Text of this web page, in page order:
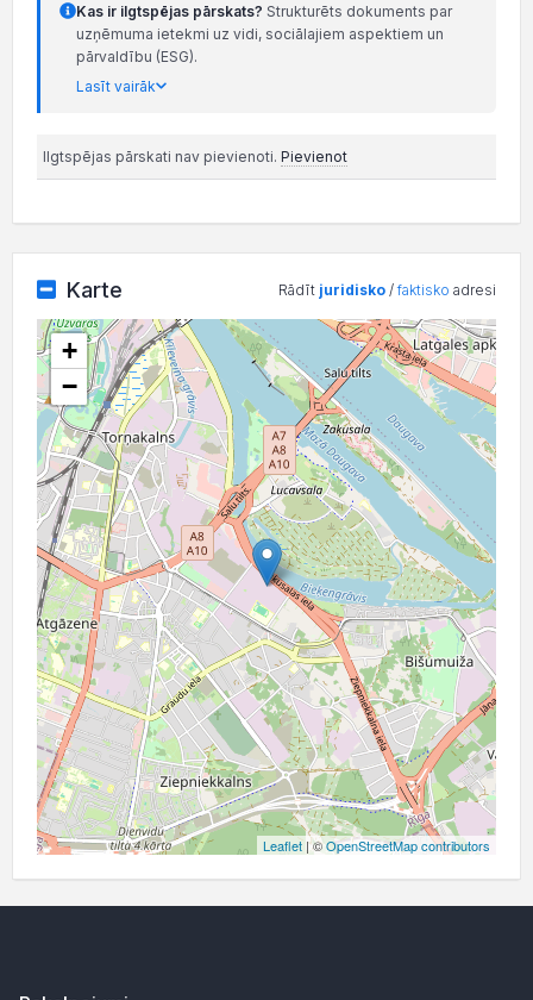
Kas ir ilgtspējas pārskats? Strukturēts dokuments par
uzņēmuma ietekmi uz vidi, sociālajiem aspektiem un
pārvaldību (ESG).
Lasīt vairāk
Ilgtspējas pārskati nav pievienoti. Pievienot
Karte Rādīt juridisko /faktisko adresi
+
−
Leaflet | ©OpenStreetMap contributors